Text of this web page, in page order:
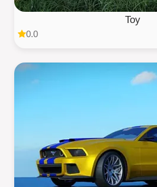
Toy
0.0